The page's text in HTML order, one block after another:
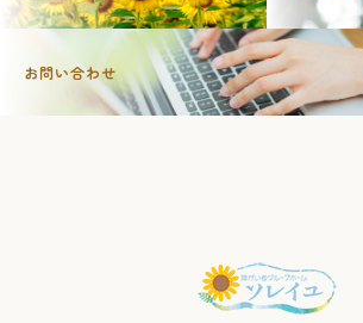
お問い合わせ